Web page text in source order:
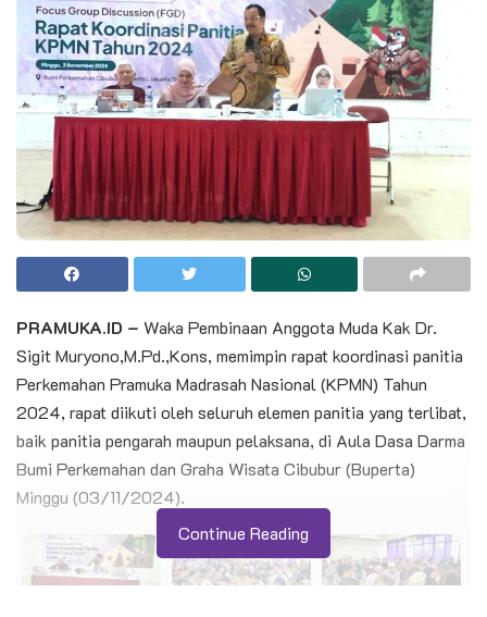
PRAMUKA.ID – Waka Pembinaan Anggota Muda Kak Dr.
Sigit Muryono,M.Pd.,Kons, memimpin rapat koordinasi panitia
Perkemahan Pramuka Madrasah Nasional (KPMN) Tahun
2024, rapat diikuti oleh seluruh elemen panitia yang terlibat,
baik panitia pengarah maupun pelaksana, di Aula Dasa Darma
Bumi Perkemahan dan Graha Wisata Cibubur (Buperta)
Minggu (03/11/2024).
Continue Reading